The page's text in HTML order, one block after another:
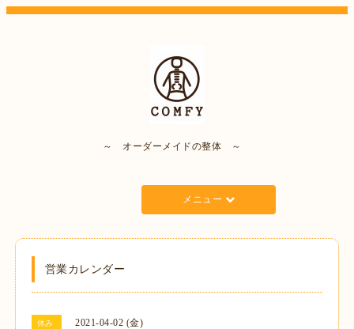
～ オーダーメイドの整体 ～
メニュー
営業カレンダー
休み 2021-04-02 (金)